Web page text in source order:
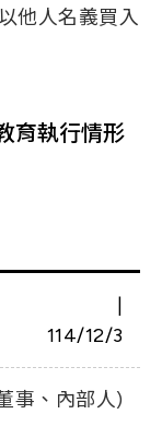
他人名義買入
育執行情形
|
114/12/3
事、內部人)